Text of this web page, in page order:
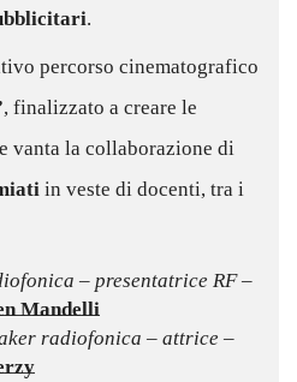
.
percorso cinematografico
, finalizzato a creare le
vanta la collaborazione di
in veste di docenti, tra i
– presentatrice RF –
Mandelli
radiofonica – attrice –